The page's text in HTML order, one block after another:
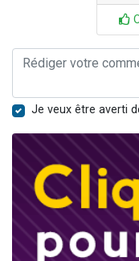
Je veux être averti